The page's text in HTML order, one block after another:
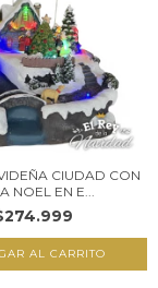
CIUDAD CON
NOEL EN E...